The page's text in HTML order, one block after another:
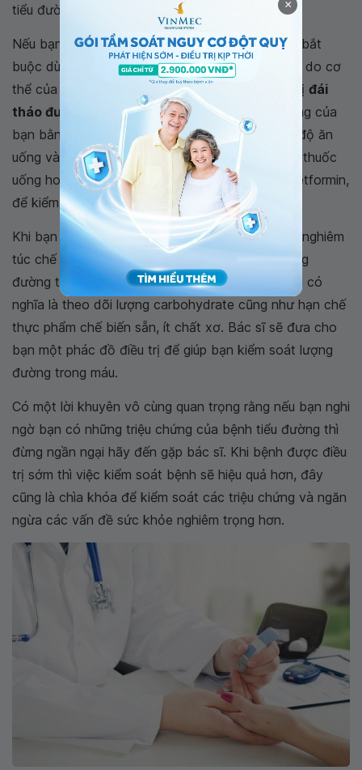
tiểu đường loại nào.
Nếu bạn bịđái tháo đường typ1bạn sẽ điều trị bắt
buộc dùng insulin trong suốt quãng đời còn lại, vì do cơ
thể của bạn không tự sản xuất insulin.Nếu bạn bị đái
tháo đường
typ2, nếu có thể kiểm soát tình trạng của
bạn bằng thay đổi lối sống, chẳng hạn như chế độ ăn
uống và tập thể dục. Bạn cũng có thể cần dùng thuốc
uống hoặc thuốc tiêm, bao gồminsulin
hoặc metformin,
để kiểm soát lượng đường trong máu.
Khi bạn bịđái tháo đườngbạn sẽ cần theo dõi nghiêm
túc chế độ ăn uống của mình để ngăn chặn lượng
đường trong máu tăng quá cao. Điều này thường có
nghĩa là theo dõi lượng carbohydrate cũng như hạn chế
thực phẩm chế biến sẵn, ít chất xơ. Bác sĩ sẽ đưa cho
bạn một phác đồ điều trị để giúp bạn kiểm soát lượng
đường trong máu.
Có một lời khuyên vô cùng quan trọng rằng nếu bạn nghi
ngờ bạn có những triệu chứng của bệnh tiểu đường thì
đừng ngần ngại hãy đến gặp bác sĩ. Khi bệnh được điều
trị sớm thì việc kiểm soát bệnh sẽ hiệu quả hơn, đây
cũng là chìa khóa để kiểm soát các triệu chứng và ngăn
ngừa các vấn đề sức khỏe nghiêm trọng hơn.
×